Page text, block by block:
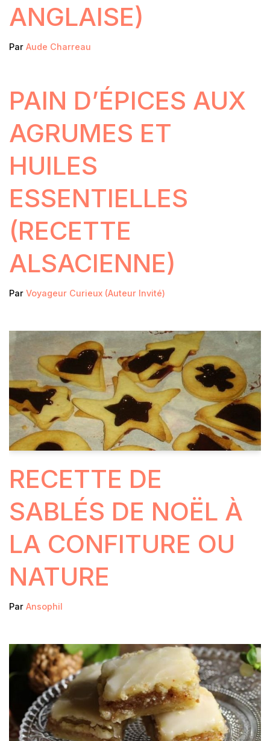
ANGLAISE)
Par Aude Charreau
PAIN D’ÉPICES AUX
AGRUMES ET
HUILES
ESSENTIELLES
(RECETTE
ALSACIENNE)
Par Voyageur Curieux (Auteur Invité)
RECETTE DE
SABLÉS DE NOËL À
LA CONFITURE OU
NATURE
Par Ansophil